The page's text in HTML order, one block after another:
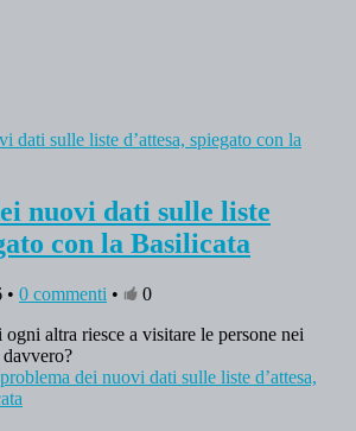
nuovi dati sulle liste
con la Basilicata
• 0 commenti •
0
altra riesce a visitare le persone nei
dei nuovi dati sulle liste d’attesa,